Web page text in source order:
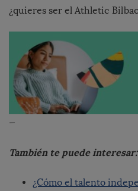
¿quieres ser el Athletic
—
También te puede interesar:
¿Cómo el talento